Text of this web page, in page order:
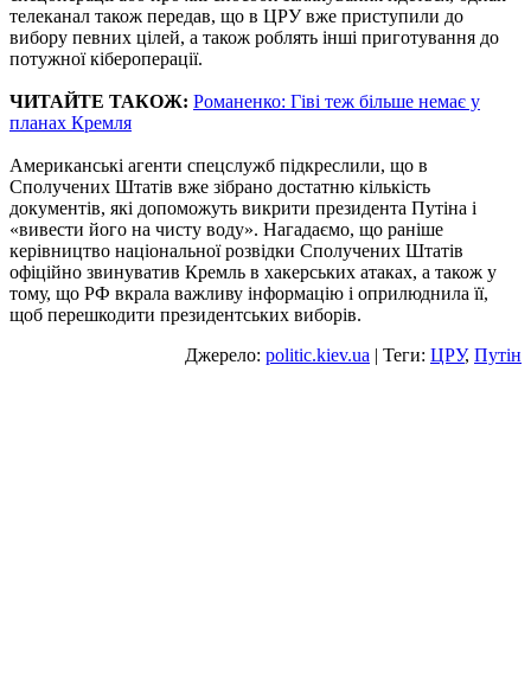
телеканал також передав, що в ЦРУ вже приступили до
вибору певних цілей, а також роблять інші приготування до
потужної кібероперації.
ЧИТАЙТЕ ТАКОЖ: Романенко: Гіві теж більше немає у
планах Кремля
Американські агенти спецслужб підкреслили, що в
Сполучених Штатів вже зібрано достатню кількість
документів, які допоможуть викрити президента Путіна і
«вивести його на чисту воду». Нагадаємо, що раніше
керівництво національної розвідки Сполучених Штатів
офіційно звинуватив Кремль в хакерських атаках, а також у
тому, що РФ вкрала важливу інформацію і оприлюднила її,
щоб перешкодити президентських виборів.
Джерело: politic.kiev.ua | Теги: ЦРУ, Путін